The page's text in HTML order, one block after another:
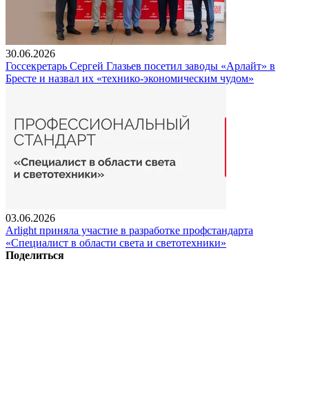
30.06.2026
Госсекретарь Сергей Глазьев посетил заводы «Арлайт» в
Бресте и назвал их «технико-экономическим чудом»
03.06.2026
Arlight приняла участие в разработке профстандарта
«Специалист в области света и светотехники»
Поделиться